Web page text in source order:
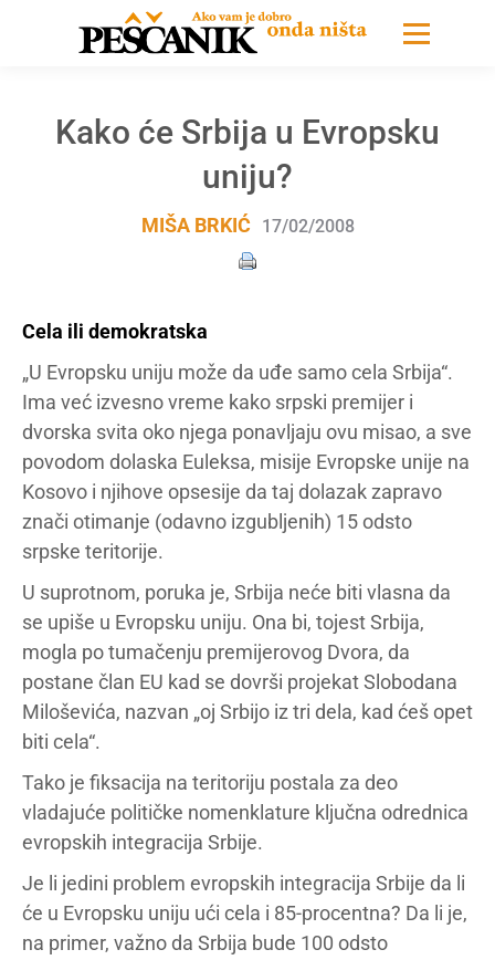
Kako će Srbija u Evropsku
uniju?
MIŠA BRKIĆ 17/02/2008
Cela ili demokratska
„U Evropsku uniju može da uđe samo cela Srbija“.
Ima već izvesno vreme kako srpski premijer i
dvorska svita oko njega ponavljaju ovu misao, a sve
povodom dolaska Euleksa, misije Evropske unije na
Kosovo i njihove opsesije da taj dolazak zapravo
znači otimanje (odavno izgubljenih) 15 odsto
srpske teritorije.
U suprotnom, poruka je, Srbija neće biti vlasna da
se upiše u Evropsku uniju. Ona bi, tojest Srbija,
mogla po tumačenju premijerovog Dvora, da
postane član EU kad se dovrši projekat Slobodana
Miloševića, nazvan „oj Srbijo iz tri dela, kad ćeš opet
biti cela“.
Tako je fiksacija na teritoriju postala za deo
vladajuće političke nomenklature ključna odrednica
evropskih integracija Srbije.
Je li jedini problem evropskih integracija Srbije da li
će u Evropsku uniju ući cela i 85-procentna? Da li je,
na primer, važno da Srbija bude 100 odsto